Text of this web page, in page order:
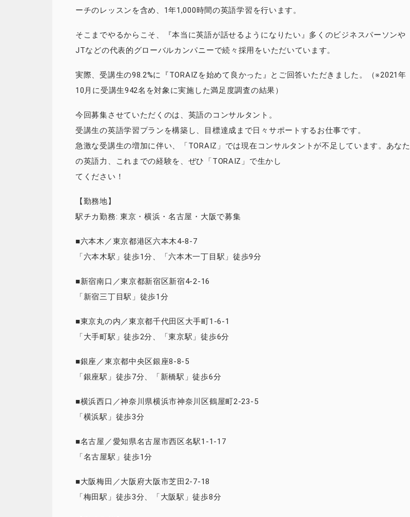
ーチのレッスンを含め、1年1,000時間の英語学習を行います。
そこまでやるからこそ、『本当に英語が話せるようになりたい』多くのビジネスパーソンや
JTなどの代表的グローバルカンパニーで続々採用をいただいています。
実際、受講生の98.2%に『TORAIZを始めて良かった』とご回答いただきました。（※2021年
10月に受講生942名を対象に実施した満足度調査の結果）
今回募集させていただくのは、英語のコンサルタント。
受講生の英語学習プランを構築し、目標達成まで日々サポートするお仕事です。
急激な受講生の増加に伴い、「TORAIZ」では現在コンサルタントが不足しています。あなた
の英語力、これまでの経験を、ぜひ「TORAIZ」で生かし
てください！
【勤務地】
駅チカ勤務: 東京・横浜・名古屋・大阪で募集
■六本木／東京都港区六本木4-8-7
「六本木駅」徒歩1分、「六本木一丁目駅」徒歩9分
■新宿南口／東京都新宿区新宿4-2-16
「新宿三丁目駅」徒歩1分
■東京丸の内／東京都千代田区大手町1-6-1
「大手町駅」徒歩2分、「東京駅」徒歩6分
■銀座／東京都中央区銀座8-8-5
「銀座駅」徒歩7分、「新橋駅」徒歩6分
■横浜西口／神奈川県横浜市神奈川区鶴屋町2-23-5
「横浜駅」徒歩3分
■名古屋／愛知県名古屋市西区名駅1-1-17
「名古屋駅」徒歩1分
■大阪梅田／大阪府大阪市芝田2-7-18
「梅田駅」徒歩3分、「大阪駅」徒歩8分